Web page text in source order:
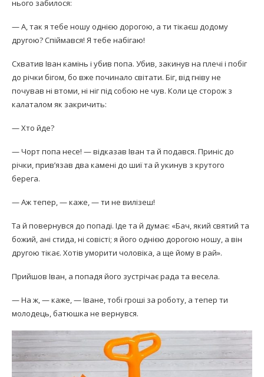
нього забилося:
— А, так я тебе ношу однією дорогою, а ти тікаєш додому
другою? Спіймався! Я тебе набігаю!
Схватив Іван камінь і убив попа. Убив, закинув на плечі і побіг
до річки бігом, бо вже починало світати. Біг, від гніву не
почував ні втоми, ні ніг під собою не чув. Коли це сторож з
калаталом як закричить:
— Хто йде?
— Чорт попа несе! — відказав Іван та й подався. Приніс до
річки, прив’язав два камені до шиї та й уки­нув з крутого
берега.
— Аж тепер, — каже, — ти не вилізеш!
Та й повернувся до попаді. Іде та й думає: «Бач, який святий та
божий, ані стида, ні совісті; я його од­нією дорогою ношу, а він
другою тікає. Хотів умори­ти чоловіка, а ще йому в рай».
Прийшов Іван, а попадя його зустрічає рада та ве­села.
— На ж, — каже, — Іване, тобі гроші за роботу, а тепер ти
молодець, батюшка не вернувся.